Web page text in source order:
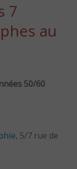
7
au
50/60
, 5/7 rue de